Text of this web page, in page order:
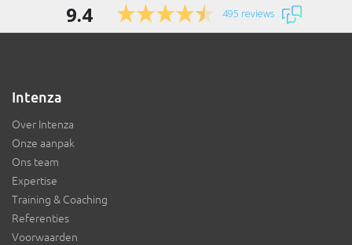
9.4 495 reviews
Intenza
Over Intenza
Onze aanpak
Ons team
Expertise
Training & Coaching
Referenties
Voorwaarden